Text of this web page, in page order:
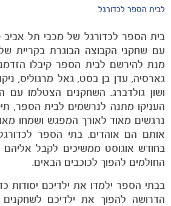
לבית הספר לכדורגל
בית הספר לכדורגל של מכבי תל אביב
עם שחקני הקבוצה הבוגרת בקריית
מנת להירשם לבית הספר קיבלו
גארסיה, עדן בן בסט, גאל מרגוליס,
ושון גולדברג. השחקנים הצטלמו עם
העניקו מתנה לנרשמים לבית הספר,
נרגשים מאוד לאורך המפגש ושמחו
אותם הם אוהדים. בתי הספר
בחודש אוגוסט ממשיכים לקבל אליהם
החולמים להפוך לכוכבים הבאים.
בבתי הספר ילמדו את ילדיכם יסודות
הדרושה להפוך את ילדיכם